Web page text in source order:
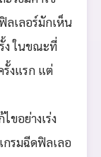
ลเลอร์มักเห็น
ง ในขณะที่
รั้งแรก แต่
ขอย่างเร่ง
กรมฉีดฟิลเลอ